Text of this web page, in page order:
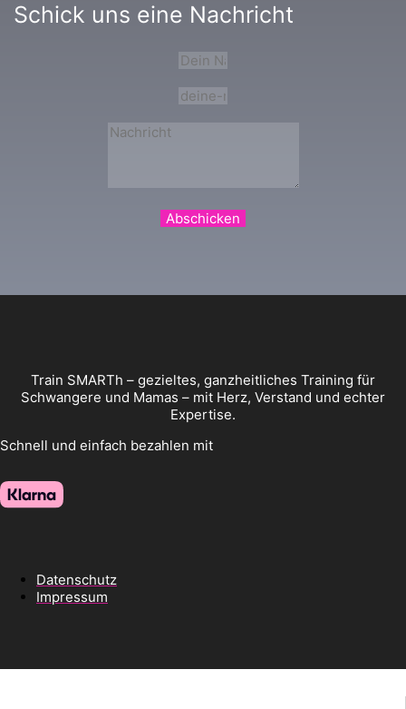
Schick uns eine Nachricht
Abschicken
Train SMARTh – gezieltes, ganzheitliches Training für
Schwangere und Mamas – mit Herz, Verstand und echter
Expertise.
Schnell und einfach bezahlen mit
Datenschutz
Impressum